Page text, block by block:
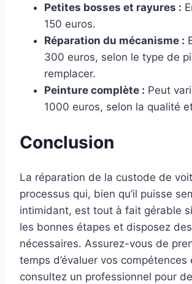
Petites bosses et rayures :
150 euros.
Réparation du mécanisme :
300 euros, selon le type de
remplacer.
Peinture complète : Peut
1000 euros, selon la qualité
Conclusion
La réparation de la custode de
processus qui, bien qu’il puisse
intimidant, est tout à fait gérable
les bonnes étapes et disposez
nécessaires. Assurez-vous de
temps d’évaluer vos compétences
consultez un professionnel pour